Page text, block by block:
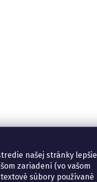
našej stránky lepšie
zariadení (vo vašom
súbory používané